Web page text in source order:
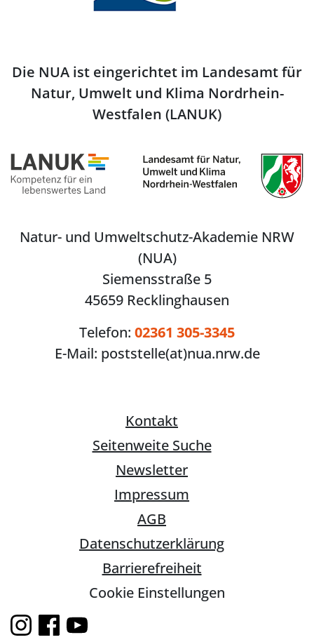
Die NUA ist eingerichtet im Landesamt für
Natur, Umwelt und Klima Nordrhein-
Westfalen (LANUK)
Natur- und Umweltschutz-Akademie NRW
(NUA)
Siemensstraße 5
45659 Recklinghausen
Telefon: 02361 305-3345
E-Mail: poststelle(at)nua.nrw.de
Kontakt
Seitenweite Suche
Newsletter
Impressum
AGB
Datenschutzerklärung
Barrierefreiheit
Cookie Einstellungen